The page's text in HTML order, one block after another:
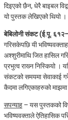
दिइएको छैन, धेरै बाइबल
यो पुस्तक लेखिएको थियो ।
बेबिलोनी संकट (ई.पू.
गरिसकेपछि यी
अश्शुरीमाथि जित हासिल
प्रभुत्व राख्‍न निस्कियो ।
संकटको समयमा सेवाकाई
कैदमा लगिएकाहरुको
सपन्याह – यस पुस्तकको
भविष्यवक्ताले ऐतिहासिक